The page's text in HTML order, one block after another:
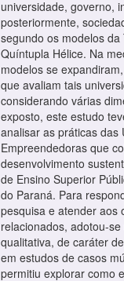
universidade, governo,
posteriormente,
segundo os modelos
Quíntupla Hélice. Na
modelos se
que avaliam tais
considerando várias
exposto, este estudo
analisar as práticas das
Empreendedoras que
desenvolvimento
de Ensino Superior
do Paraná. Para
pesquisa e atender aos
relacionados, adotou-
qualitativa, de caráter
em estudos de casos
permitiu explorar como